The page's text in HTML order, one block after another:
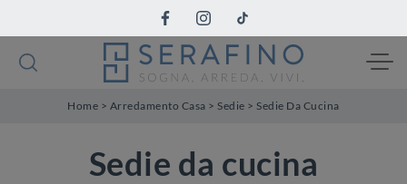
Home > Arredamento Casa > Sedie > Sedie Da Cucina
Sedie da cucina